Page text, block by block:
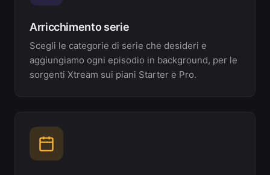
Arricchimento serie
Scegli le categorie di serie che desideri e
aggiungiamo ogni episodio in background, per le
sorgenti Xtream sui piani Starter e Pro.